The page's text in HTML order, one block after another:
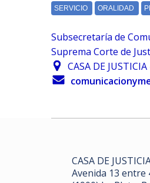
Subsecretaría de
Suprema Corte de
CASA DE
CASA DE
Avenida 13 entre